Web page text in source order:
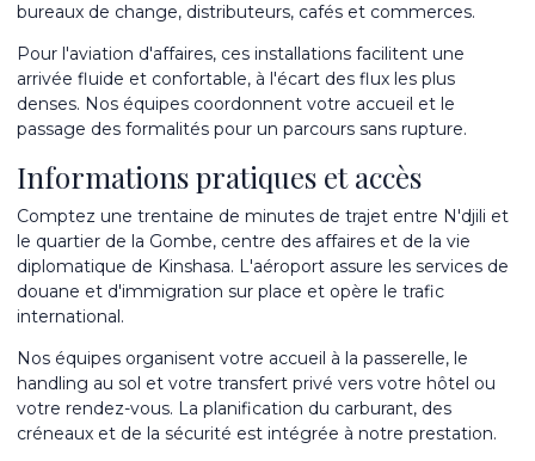
bureaux de change, distributeurs, cafés et commerces.
Pour l'aviation d'affaires, ces installations facilitent une
arrivée fluide et confortable, à l'écart des flux les plus
denses. Nos équipes coordonnent votre accueil et le
passage des formalités pour un parcours sans rupture.
Informations pratiques et accès
Comptez une trentaine de minutes de trajet entre N'djili et
le quartier de la Gombe, centre des affaires et de la vie
diplomatique de Kinshasa. L'aéroport assure les services de
douane et d'immigration sur place et opère le trafic
international.
Nos équipes organisent votre accueil à la passerelle, le
handling au sol et votre transfert privé vers votre hôtel ou
votre rendez-vous. La planification du carburant, des
créneaux et de la sécurité est intégrée à notre prestation.